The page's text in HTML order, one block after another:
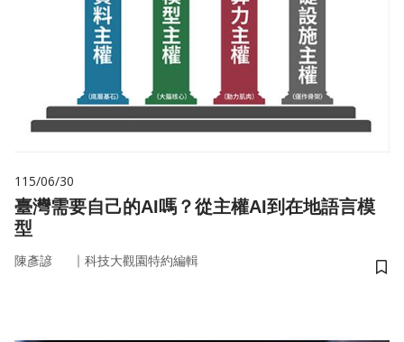
115/06/30
臺灣需要自己的AI嗎？從主權AI到在地語言模
型
陳彥諺 ｜ 科技大觀園特約編輯
儲